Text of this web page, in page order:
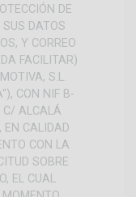
DE
SUS DATOS
Y CORREO
FACILITAR)
S.L.
CON NIF B-
C/ ALCALÁ
CALIDAD
CON LA
SOBRE
EL CUAL